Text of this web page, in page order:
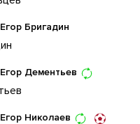
Егор Бригадин
Егор Дементьев
Егор Николаев